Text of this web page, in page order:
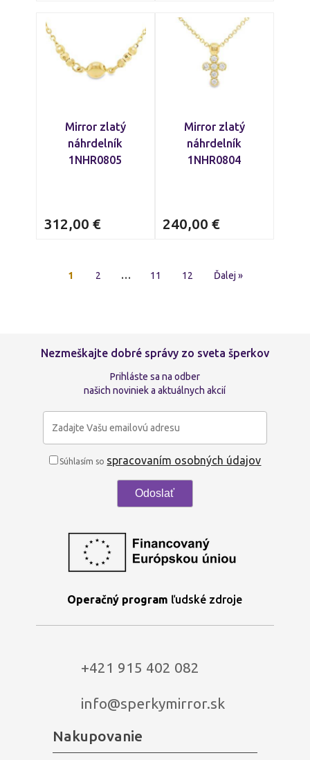
Mirror zlatý
náhrdelník
1NHR0805
312,00 €
Mirror zlatý
náhrdelník
1NHR0804
240,00 €
1 2 … 11 12 Ďalej »
Nezmeškajte dobré správy zo sveta šperkov
Prihláste sa na odber
našich noviniek a aktuálnych akcií
Súhlasím so spracovaním osobných údajov
Operačný program ľudské zdroje
+421 915 402 082
info@sperkymirror.sk
Nakupovanie